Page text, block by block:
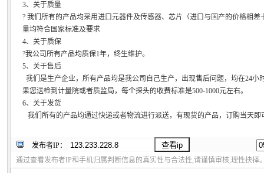
3、关于质量
? 我们所有的产品均采用进口元器件及传感器、芯片（进口与国产的价格相
量均符合国家标准及要求
4、关于质保
?我公司所有产品均质保1年，终生维护。
5、关于售后
我们是生产企业，所有产品均是我公司自己生产，出现售后问题，均在24
果您送检到计量院或者质监局，每个探头的收费标准是500-1000元左右。
6、关于发货
我们所有的产品均通过快递或者物流进行派送，有现货的产品，订购当天即
发布者IP：
通过查看发布者IP和手机归属判断信息的真实性与合法性,请谨慎审核,理性抉择